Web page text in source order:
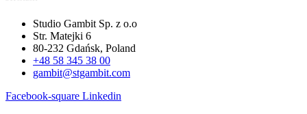
Studio Gambit Sp. z o.o
Str. Matejki 6
80-232 Gdańsk, Poland
+48 58 345 38 00
gambit@stgambit.com
Facebook-square Linkedin